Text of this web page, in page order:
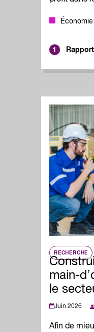
1
RECHERCHE
main-
le
Juin 2026
Afin de